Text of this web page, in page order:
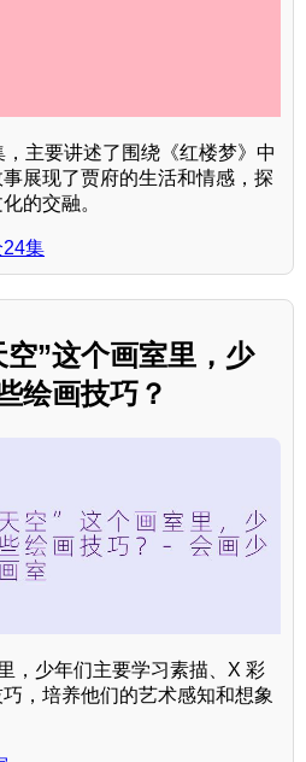
主要讲述了围绕《红楼梦》中
展现了贾府的生活和情感，探
的交融。
24集
”这个画室里，少
绘画技巧？
，少年们主要学习素描、X 彩
，培养他们的艺术感知和想象